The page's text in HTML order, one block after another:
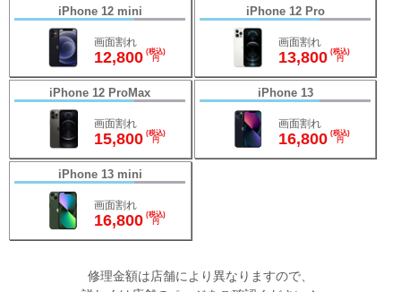
iPhone 12 mini
画面割れ
12,800 (税込)
円
iPhone 12 Pro
画面割れ
13,800 (税込)
円
iPhone 12 ProMax
画面割れ
15,800 (税込)
円
iPhone 13
画面割れ
16,800 (税込)
円
iPhone 13 mini
画面割れ
16,800 (税込)
円
修理金額は店舗により異なりますので、